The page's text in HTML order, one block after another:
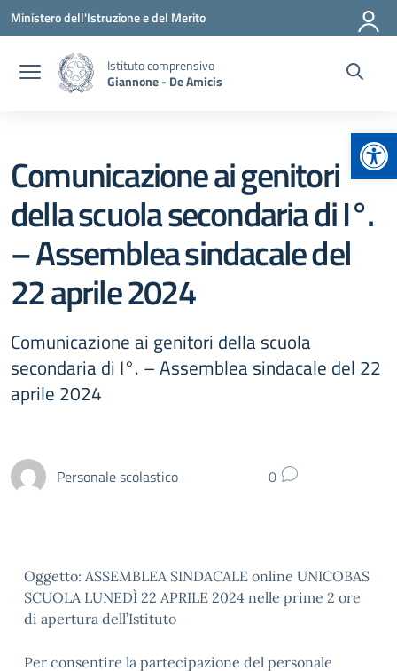
Vai ai contenuti
Vai al menu di navigazione
Vai al footer
Ministero dell'Istruzione e del Merito
Istituto comprensivo
Giannone - De Amicis
Comunicazione ai genitori
della scuola secondaria di I°.
– Assemblea sindacale del
22 aprile 2024
Comunicazione ai genitori della scuola
secondaria di I°. – Assemblea sindacale del 22
aprile 2024
Personale scolastico 0
Oggetto: ASSEMBLEA SINDACALE online UNICOBAS
SCUOLA LUNEDÌ 22 APRILE 2024 nelle prime 2 ore
di apertura dell’Istituto
Per consentire la partecipazione del personale